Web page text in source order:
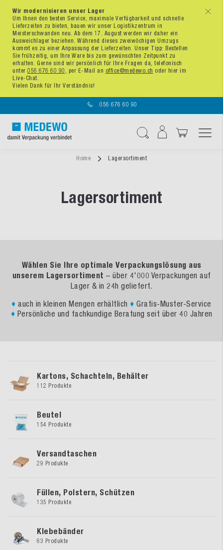
x
Wir modernisieren unser Lager
Um Ihnen den besten Service, maximale Verfügbarkeit und schnelle
Lieferzeiten zu bieten, bauen wir unser Logistikzentrum in
Meisterschwanden neu. Ab dem 17. August werden wir daher ein
Ausweichlager beziehen. Während dieses zweiwöchigen Umzugs
kommt es zu einer Anpassung der Lieferzeiten. Unser Tipp: Bestellen
Sie frühzeitig, um Ihre Ware bis zum gewünschten Zeitpunkt zu
erhalten. Gerne sind wir persönlich für Ihre Fragen da, telefonisch
unter 056 676 60 90 , per E-Mail an office@medewo.ch oder hier im
Live-Chat.
Vielen Dank für Ihr Verständnis!
056 676 60 90
Home Lagersortiment
Lagersortiment
Wählen Sie Ihre optimale Verpackungslösung aus
unserem Lagersortiment – über 4'000 Verpackungen auf
Lager & in 24h geliefert.
♦ auch in kleinen Mengen erhältlich♦ Gratis-Muster-Service
♦ Persönliche und fachkundige Beratung seit über 40 Jahren
Kartons, Schachteln, Behälter
112 Produkte
Beutel
154 Produkte
Versandtaschen
29 Produkte
Füllen, Polstern, Schützen
135 Produkte
Klebebänder
63 Produkte